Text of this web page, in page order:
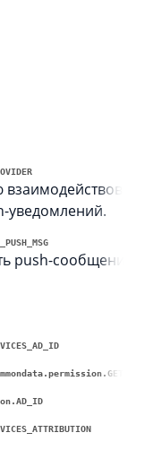
уведомлений.
push-сообщени